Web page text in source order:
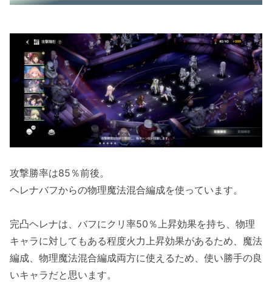
攻撃勝率は85％前後。
ヘレナバフからの物理魔法混合編成を使っています。
完凸ヘレナは、バフにクリ率50％上昇効果を持ち、物理
キャラに対してもある程度火力上昇効果があるため、魔法
編成、物理魔法混合編成両方に使えるため、使い勝手の良
いキャラだと思います。